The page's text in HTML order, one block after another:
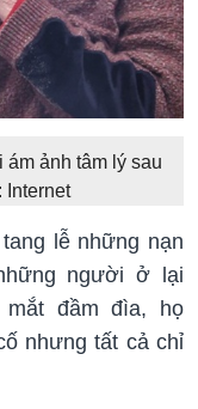
ảnh tâm lý sau
Internet
lễ những nạn
người ở lại
đầm đìa, họ
nhưng tất cả chỉ